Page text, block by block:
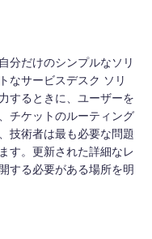
分だけのシンプルなソリ
なサービスデスク ソリ
するときに、ユーザーを
チケットのルーティング
技術者は最も必要な問題
す。更新された詳細なレ
する必要がある場所を明